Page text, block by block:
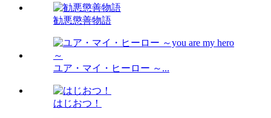
勧悪懲善物語
ユア・マイ・ヒーロー ～...
はじおつ！